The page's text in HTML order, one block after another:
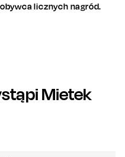
licznych nagród.
Mietek